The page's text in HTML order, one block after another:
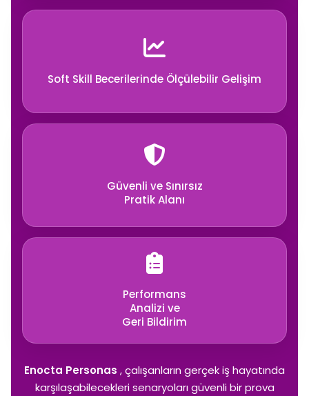
Soft Skill Becerilerinde Ölçülebilir Gelişim
Güvenli ve Sınırsız
Pratik Alanı
Performans
Analizi ve
Geri Bildirim
Enocta Personas , çalışanların gerçek iş hayatında
karşılaşabilecekleri senaryoları güvenli bir prova